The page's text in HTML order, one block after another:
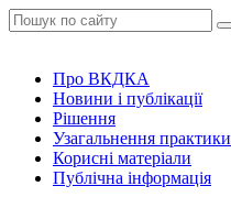
Про ВКДКА
Новини і публікації
Рішення
Узагальнення практики
Корисні матеріали
Публічна інформація